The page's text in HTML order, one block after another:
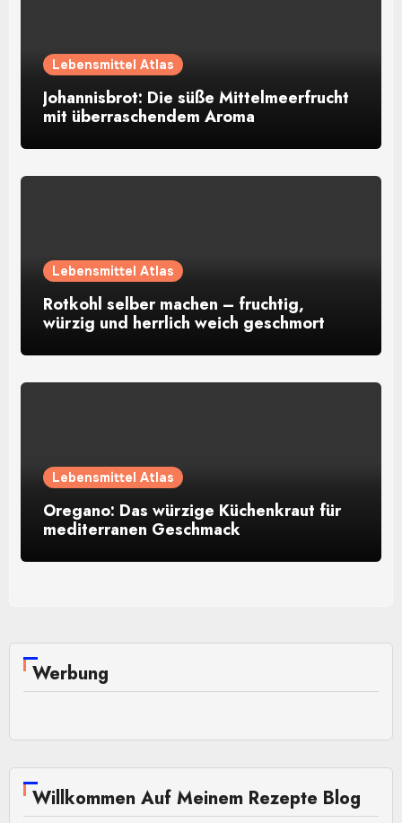
Lebensmittel Atlas
Johannisbrot: Die süße Mittelmeerfrucht
mit überraschendem Aroma
Lebensmittel Atlas
Rotkohl selber machen – fruchtig,
würzig und herrlich weich geschmort
Lebensmittel Atlas
Oregano: Das würzige Küchenkraut für
mediterranen Geschmack
Werbung
Willkommen Auf Meinem Rezepte Blog